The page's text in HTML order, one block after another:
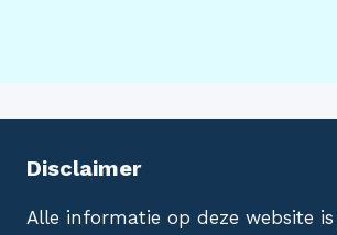
Disclaimer
Alle informatie op deze website